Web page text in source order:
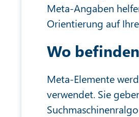
Meta-Angaben
Orientierung auf
Wo
Meta-Elemente
verwendet. Sie